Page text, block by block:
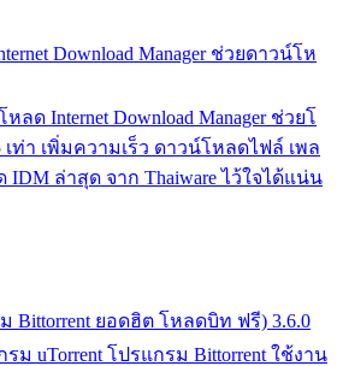
Download Manager ช่วยดาวน์โห
ลด Internet Download Manager ช่วยโ
ท่า เพิ่มความเร็ว ดาวน์โหลดไฟล์ เพล
ล่าสุด จาก Thaiware ไว้ใจได้แน่น
Bittorrent ยอดฮิต โหลดบิท ฟรี) 3.6.0
ม uTorrent โปรแกรม Bittorrent ใช้งาน